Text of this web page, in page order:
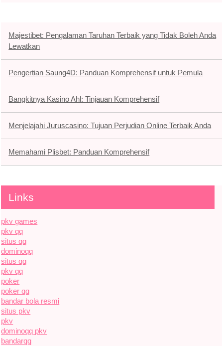
Majestibet: Pengalaman Taruhan Terbaik yang Tidak Boleh Anda
Lewatkan
Pengertian Saung4D: Panduan Komprehensif untuk Pemula
Bangkitnya Kasino Ahl: Tinjauan Komprehensif
Menjelajahi Juruscasino: Tujuan Perjudian Online Terbaik Anda
Memahami Plisbet: Panduan Komprehensif
Links
pkv games
pkv qq
situs qq
dominoqq
situs qq
pkv qq
poker
poker qq
bandar bola resmi
situs pkv
pkv
dominoqq pkv
bandarqq